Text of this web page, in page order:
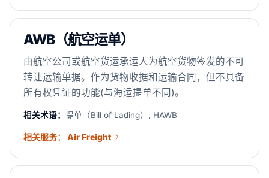
AWB（航空运单）
由航空公司或航空货运承运人为航空货物签发的不可
转让运输单据。作为货物收据和运输合同，但不具备
所有权凭证的功能(与海运提单不同)。
相关术语： 提单（Bill of Lading）, HAWB
相关服务： Air Freight